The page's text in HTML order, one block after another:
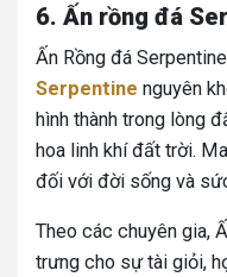
6. Ấn rồng đá
Ấn Rồng đá
Serpentine nguyên
hình thành trong lòng
hoa linh khí đất trời.
đối với đời sống và
Theo các chuyên gia,
trưng cho sự tài giỏi,